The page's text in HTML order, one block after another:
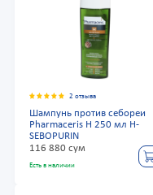
2 отзыва
Шампунь против себореи
Pharmaceris H 250 мл H-
SEBOPURIN
116 880 сум
Есть в наличии